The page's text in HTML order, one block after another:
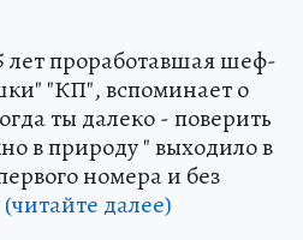
лет проработавшая шеф-
"КП", вспоминает о
ты далеко - поверить
в природу " выходило в
номера и без
(читайте далее)